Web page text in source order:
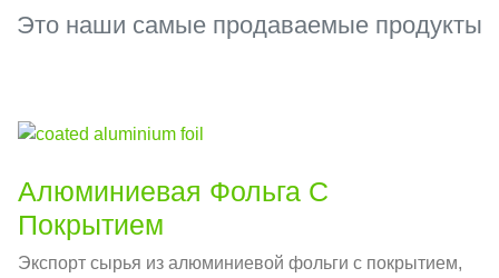
Это наши самые продаваемые продукты
Алюминиевая Фольга С
Покрытием
Экспорт сырья из алюминиевой фольги с покрытием,